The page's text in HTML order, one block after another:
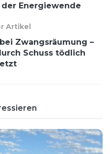
Energiewende
Artikel
Zwangsräumung –
Schuss tödlich